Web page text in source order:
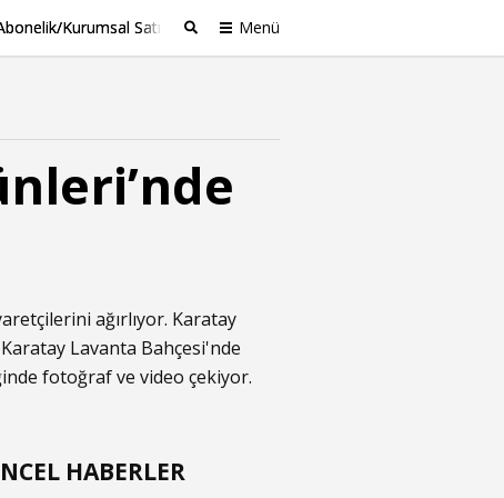
Kurumsal Satış Menü
ağırlıyor. Karatay
Lavanta Bahçesi'nde
fotoğraf ve video çekiyor.
HABERLER